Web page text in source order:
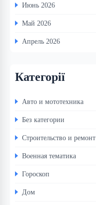
Июнь 2026
Май 2026
Апрель 2026
Категорії
Авто и мототехника
Без категории
Строительство и ремонт
Военная тематика
Гороскоп
Дом